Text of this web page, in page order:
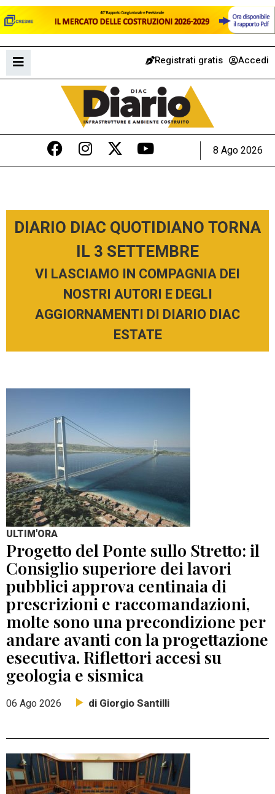
Registrati gratis Accedi
8 Ago 2026
DIARIO DIAC QUOTIDIANO TORNA
IL 3 SETTEMBRE
VI LASCIAMO IN COMPAGNIA DEI
NOSTRI AUTORI E DEGLI
AGGIORNAMENTI DI DIARIO DIAC
ESTATE
ULTIM'ORA
Progetto del Ponte sullo Stretto: il
Consiglio superiore dei lavori
pubblici approva centinaia di
prescrizioni e raccomandazioni,
molte sono una precondizione per
andare avanti con la progettazione
esecutiva. Riflettori accesi su
geologia e sismica
06 Ago 2026 di Giorgio Santilli